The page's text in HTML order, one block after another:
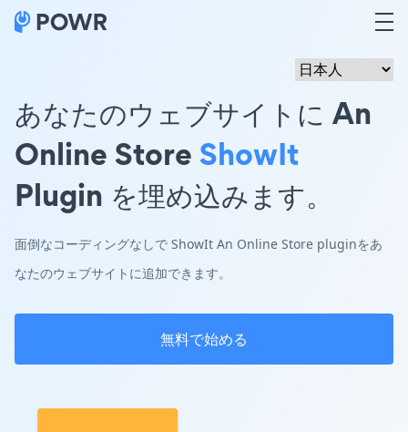
あなたのウェブサイトに An
Online StoreShowIt
Plugin を埋め込みます。
面倒なコーディングなしで ShowIt An Online Store pluginをあ
なたのウェブサイトに追加できます。
無料で始める